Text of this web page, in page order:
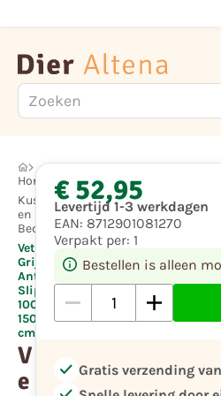
Hond
Kussens
en
Bedden
Vetbed
Grijs
Anti-
Slip
100 x
150
cm
V
e
€ 52,95
Levertijd 1-3 werkdagen
EAN: 8712901081270
Verpakt per: 1
Bestellen is alleen
check Gratis verzending